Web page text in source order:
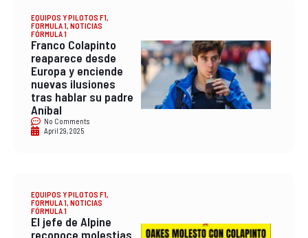
EQUIPOS Y PILOTOS F1,
FORMULA 1, NOTICIAS
FÓRMULA 1
Franco Colapinto
reaparece desde
Europa y enciende
nuevas ilusiones
tras hablar su padre
Aníbal
No Comments
April 29, 2025
EQUIPOS Y PILOTOS F1,
FORMULA 1, NOTICIAS
FÓRMULA 1
El jefe de Alpine
reconoce molestias